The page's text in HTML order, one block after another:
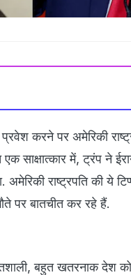
करने पर अमेरिकी
एक साक्षात्कार में, ट्रंप ने
अमेरिकी राष्ट्रपति की ये
पर बातचीत कर रहे हैं.
बहुत खतरनाक देश